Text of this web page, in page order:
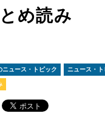
め読み
ニュース・トピック ニュース・ト